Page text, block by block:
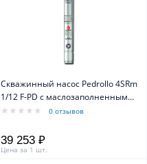
Скважинный насос Pedrollo 4SRm
1/12 F-PD с маслозаполненным
двигателем 4PD0 отзывов
39 253 ₽
Цена за 1 шт.